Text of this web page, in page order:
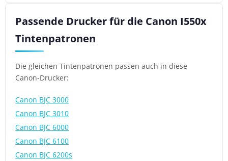
Passende Drucker für die Canon I550x
Tintenpatronen
Die gleichen Tintenpatronen passen auch in diese
Canon-Drucker:
Canon BJC 3000
Canon BJC 3010
Canon BJC 6000
Canon BJC 6100
Canon BJC 6200s